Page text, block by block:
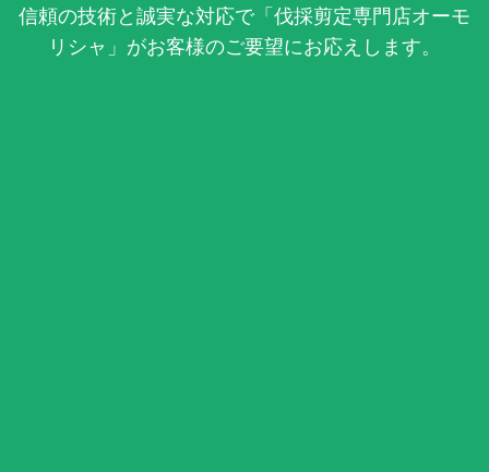
信頼の技術と誠実な対応で「伐採剪定専門店オーモ
リシャ」がお客様のご要望にお応えします。